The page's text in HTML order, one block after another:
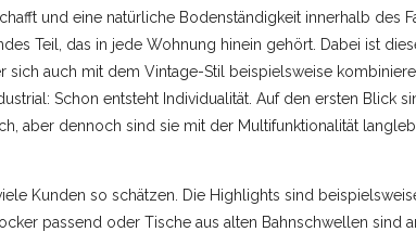
und eine natürliche Bodenständigkeit innerhalb des
Teil, das in jede Wohnung hinein gehört. Dabei ist
sich auch mit dem Vintage-Stil beispielsweise
Schon entsteht Individualität. Auf den ersten Blick
aber dennoch sind sie mit der Multifunktionalität
Kunden so schätzen. Die Highlights sind
passend oder Tische aus alten Bahnschwellen sind